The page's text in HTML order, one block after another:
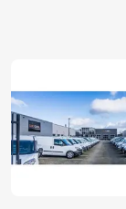
Bluetooth
Buitenspiegels
Buitenspiegels
Bumpers in
Centrale